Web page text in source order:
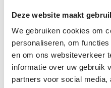
Deze website maakt
We gebruiken cookies om
personaliseren, om
en om ons websiteverkeer
informatie over uw gebruik
partners voor social
Wat
jou?
Je beschikt over een
een technische of